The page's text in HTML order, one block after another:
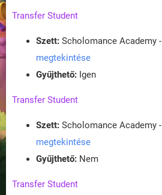
Transfer Student
Szett: Scholomance Academy -
megtekintése
Gyűjthető: Igen
Transfer Student
Szett: Scholomance Academy -
megtekintése
Gyűjthető: Nem
Transfer Student